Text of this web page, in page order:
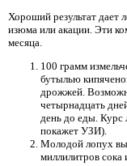
Хороший результат дает
изюма или акации. Эти
месяца.
100 грамм
бутылью
дрожжей.
четырнадцать
день до еды. Курс
покажет УЗИ).
Молодой лопух
миллилитров